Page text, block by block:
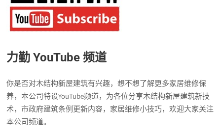
力勤 YouTube 频道
你是否对木结构新屋建筑有兴趣，想不想了解更多家居维修保
养，本公司特设YouTube频道，为各位分享木结构新屋建筑新技
术，市政府建筑条例更新内容，家居维修小技巧，欢迎大家关注
本公司频道。